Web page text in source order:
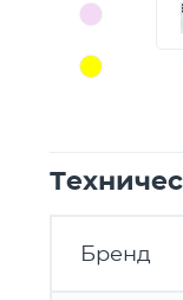
Бренд